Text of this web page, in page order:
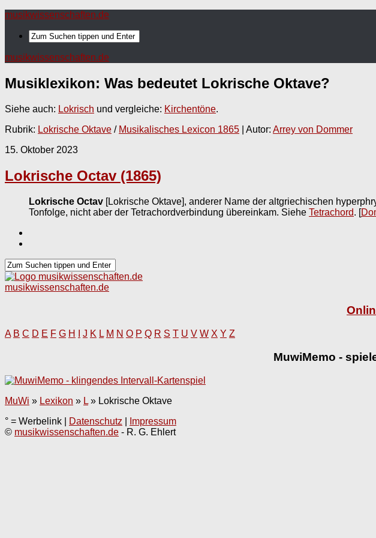
musikwissenschaften.de
musikwissenschaften.de
Musiklexikon: Was bedeutet Lokrische Oktave?
Siehe auch: Lokrisch und vergleiche: Kirchentöne.
Rubrik: Lokrische Oktave / Musikalisches Lexicon 1865 | Autor: Arrey von Dommer
15. Oktober 2023
Lokrische Octav (1865)
Lokrische Octav [Lokrische Oktave], anderer Name der altgriechischen
Tonfolge, nicht aber der Tetrachordverbindung übereinkam. Siehe Tetrachord. [
musikwissenschaften.de
A B C D E F G H J K L M N O P Q R S T U V W X Y Z
MuwiMemo -
MuWi » Lexikon » L » Lokrische Oktave
° = Werbelink |
Datenschutz
Impressum
© musikwissenschaften.de - R. G. Ehlert